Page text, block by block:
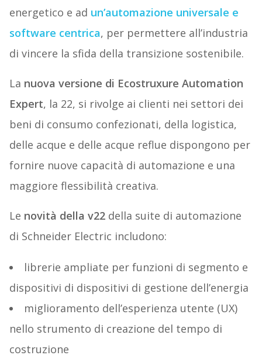
energetico e ad un’automazione universale e
software centrica, per permettere all’industria
di vincere la sfida della transizione sostenibile.
La nuova versione di Ecostruxure Automation
Expert, la 22, si rivolge ai clienti nei settori dei
beni di consumo confezionati, della logistica,
delle acque e delle acque reflue dispongono per
fornire nuove capacità di automazione e una
maggiore flessibilità creativa.
Le novità della v22della suite di automazione
di Schneider Electric includono:
librerie ampliate per funzioni di segmento e
dispositivi di dispositivi di gestione dell’energia
miglioramento dell’esperienza utente (UX)
nello strumento di creazione del tempo di
costruzione